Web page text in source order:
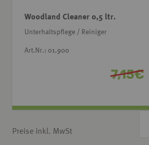
Woodland Cleaner 0,5 ltr.
Unterhaltspflege / Reiniger
Art.Nr.: 01.900
7,15€
Preise inkl. MwSt